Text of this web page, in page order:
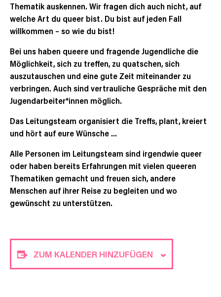
Thematik auskennen. Wir fragen dich auch nicht, auf
welche Art du queer bist. Du bist auf jeden Fall
willkommen – so wie du bist!
Bei uns haben queere und fragende Jugendliche die
Möglichkeit, sich zu treffen, zu quatschen, sich
auszutauschen und eine gute Zeit miteinander zu
verbringen. Auch sind vertrauliche Gespräche mit den
Jugendarbeiter*innen möglich.
Das Leitungsteam organisiert die Treffs, plant, kreiert
und hört auf eure Wünsche …
Alle Personen im Leitungsteam sind irgendwie queer
oder haben bereits Erfahrungen mit vielen queeren
Thematiken gemacht und freuen sich, andere
Menschen auf ihrer Reise zu begleiten und wo
gewünscht zu unterstützen.
ZUM KALENDER HINZUFÜGEN